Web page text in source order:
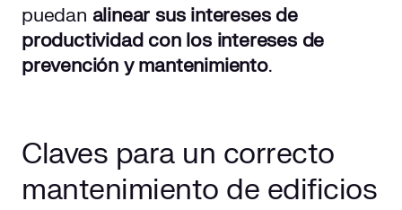
puedan alinear sus intereses de
productividad con los intereses de
prevención y mantenimiento.
Claves para un correcto
mantenimiento de edificios